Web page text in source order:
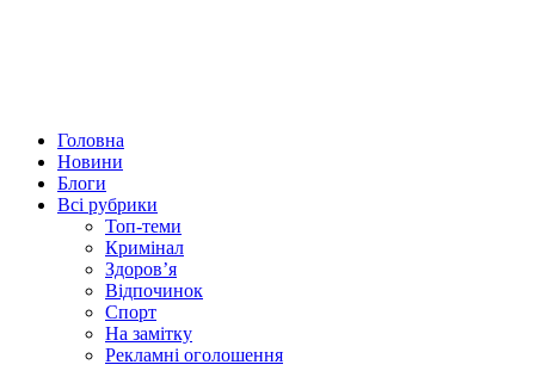
Головна
Новини
Блоги
Всі рубрики
Топ-теми
Кримінал
Здоров’я
Відпочинок
Спорт
На замітку
Рекламні оголошення